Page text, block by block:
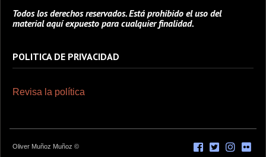
Todos los derechos reservados. Está prohibido el uso del
material aquí expuesto para cualquier finalidad.
POLITICA DE PRIVACIDAD
Revisa la política
Oliver Muñoz Muñoz ©